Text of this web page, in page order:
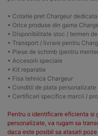
• Cotatie pret Chargeur dedicata
• Orice produse din gama
• Disponibilitate stoc / termen
• Transport / livrare pentru
• Piese de schimb (pentru
• Accesorii speciale
• Kit reparatie
• Fisa tehnica Chargeur
• Conditii de plata personalizate
• Certificari specifice marcii /
Pentru o identificare eficienta si
personalizate, va rugam sa
daca este posibil sa atasati